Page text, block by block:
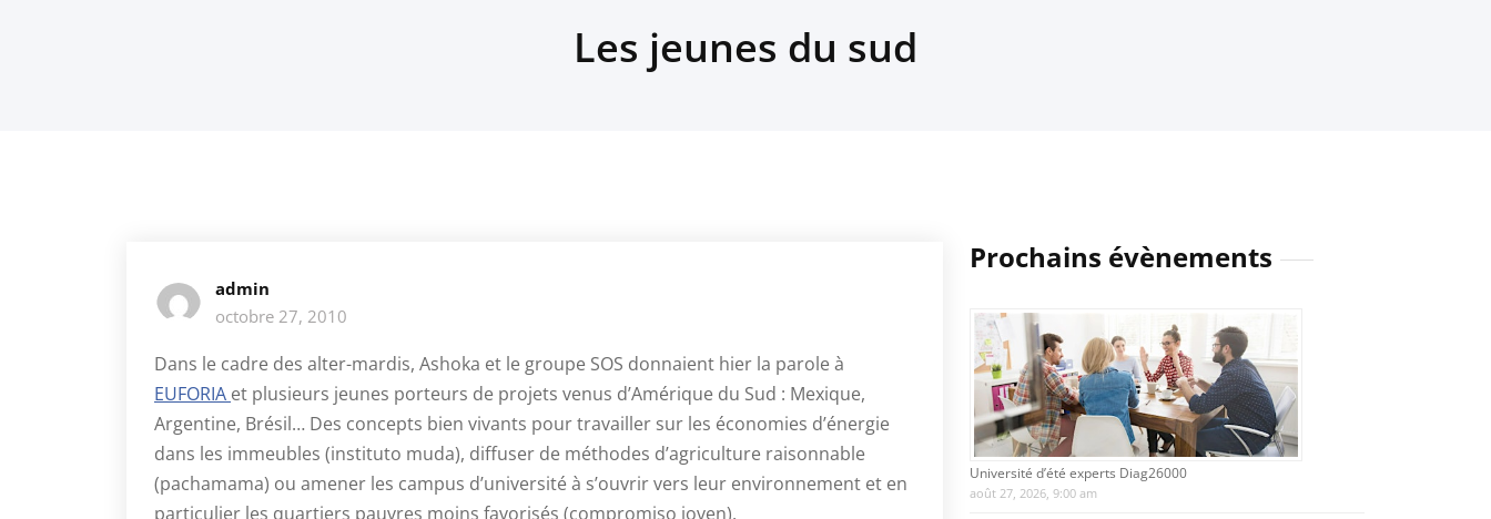
Les jeunes du sud
admin
octobre 27, 2010
Dans le cadre des alter-mardis, Ashoka et le groupe SOS donnaient hier la parole à
EUFORIA et plusieurs jeunes porteurs de projets venus d’Amérique du Sud : Mexique,
Argentine, Brésil… Des concepts bien vivants pour travailler sur les économies d’énergie
dans les immeubles (instituto muda), diffuser de méthodes d’agriculture raisonnable
(pachamama) ou amener les campus d’université à s’ouvrir vers leur environnement et en
particulier les quartiers pauvres moins favorisés (compromiso joven).
Prochains évènements
Université d’été experts Diag26000
août 27, 2026, 9:00 am